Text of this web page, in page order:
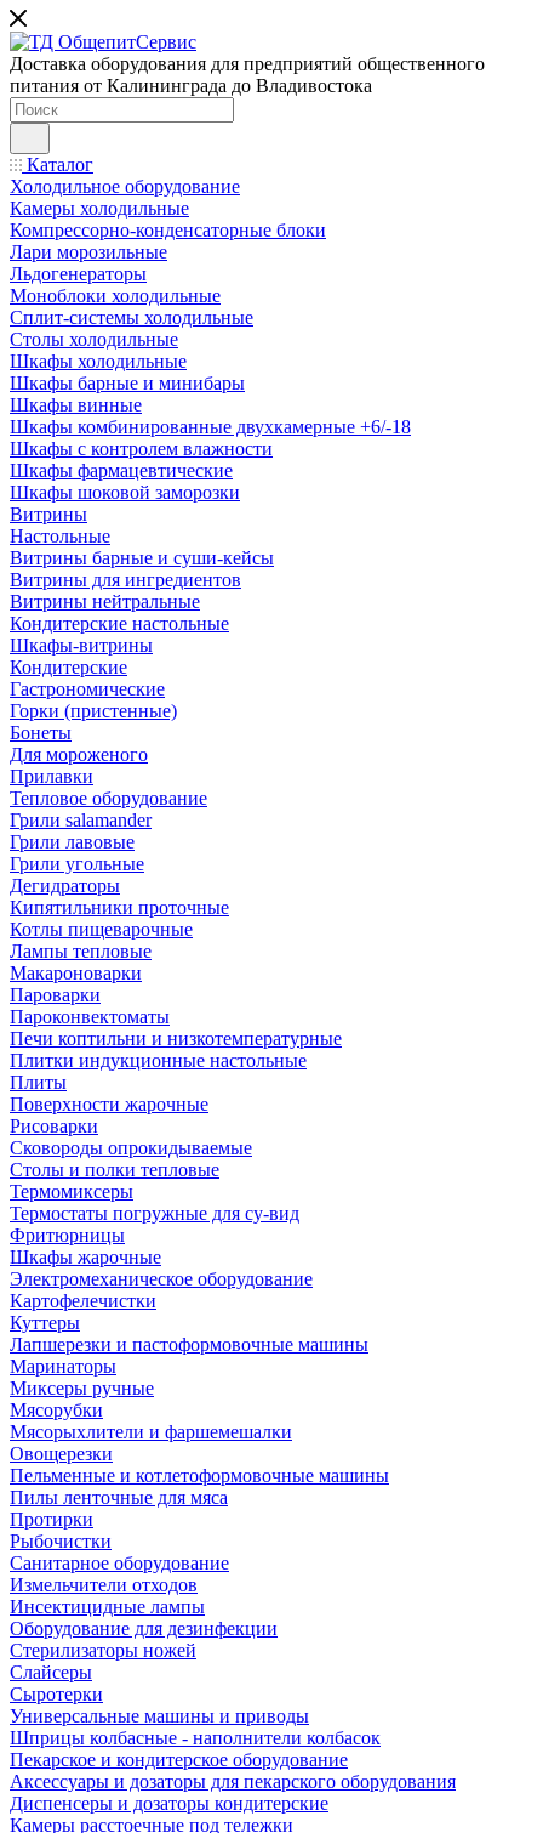
Доставка оборудования для предприятий общественного
питания от Калининграда до Владивостока
Каталог
Холодильное оборудование
Камеры холодильные
Компрессорно-конденсаторные блоки
Лари морозильные
Льдогенераторы
Моноблоки холодильные
Сплит-системы холодильные
Столы холодильные
Шкафы холодильные
Шкафы барные и минибары
Шкафы винные
Шкафы комбинированные двухкамерные +6/-18
Шкафы с контролем влажности
Шкафы фармацевтические
Шкафы шоковой заморозки
Витрины
Настольные
Витрины барные и суши-кейсы
Витрины для ингредиентов
Витрины нейтральные
Кондитерские настольные
Шкафы-витрины
Кондитерские
Гастрономические
Горки (пристенные)
Бонеты
Для мороженого
Прилавки
Тепловое оборудование
Грили salamander
Грили лавовые
Грили угольные
Дегидраторы
Кипятильники проточные
Котлы пищеварочные
Лампы тепловые
Макароноварки
Пароварки
Пароконвектоматы
Печи коптильни и низкотемпературные
Плитки индукционные настольные
Плиты
Поверхности жарочные
Рисоварки
Сковороды опрокидываемые
Столы и полки тепловые
Термомиксеры
Термостаты погружные для су-вид
Фритюрницы
Шкафы жарочные
Электромеханическое оборудование
Картофелечистки
Куттеры
Лапшерезки и пастоформовочные машины
Маринаторы
Миксеры ручные
Мясорубки
Мясорыхлители и фаршемешалки
Овощерезки
Пельменные и котлетоформовочные машины
Пилы ленточные для мяса
Протирки
Рыбочистки
Санитарное оборудование
Измельчители отходов
Инсектицидные лампы
Оборудование для дезинфекции
Стерилизаторы ножей
Слайсеры
Сыротерки
Универсальные машины и приводы
Шприцы колбасные - наполнители колбасок
Пекарское и кондитерское оборудование
Аксессуары и дозаторы для пекарского оборудования
Диспенсеры и дозаторы кондитерские
Камеры расстоечные под тележки